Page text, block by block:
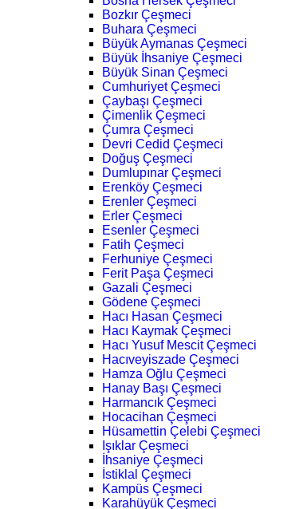
Bozkır Çeşmeci
Buhara Çeşmeci
Büyük Aymanas Çeşmeci
Büyük İhsaniye Çeşmeci
Büyük Sinan Çeşmeci
Cumhuriyet Çeşmeci
Çaybaşı Çeşmeci
Çimenlik Çeşmeci
Çumra Çeşmeci
Devri Cedid Çeşmeci
Doğuş Çeşmeci
Dumlupınar Çeşmeci
Erenköy Çeşmeci
Erenler Çeşmeci
Erler Çeşmeci
Esenler Çeşmeci
Fatih Çeşmeci
Ferhuniye Çeşmeci
Ferit Paşa Çeşmeci
Gazali Çeşmeci
Gödene Çeşmeci
Hacı Hasan Çeşmeci
Hacı Kaymak Çeşmeci
Hacı Yusuf Mescit Çeşmeci
Hacıveyiszade Çeşmeci
Hamza Oğlu Çeşmeci
Hanay Başı Çeşmeci
Harmancık Çeşmeci
Hocacihan Çeşmeci
Hüsamettin Çelebi Çeşmeci
Işıklar Çeşmeci
İhsaniye Çeşmeci
İstiklal Çeşmeci
Kampüs Çeşmeci
Karahüyük Çeşmeci